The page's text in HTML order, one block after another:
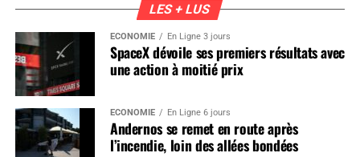
LES + LUS
ÉCONOMIE En Ligne 3 jours
SpaceX dévoile ses premiers résultats avec
une action à moitié prix
ÉCONOMIE En Ligne 6 jours
Andernos se remet en route après
l’incendie, loin des allées bondées